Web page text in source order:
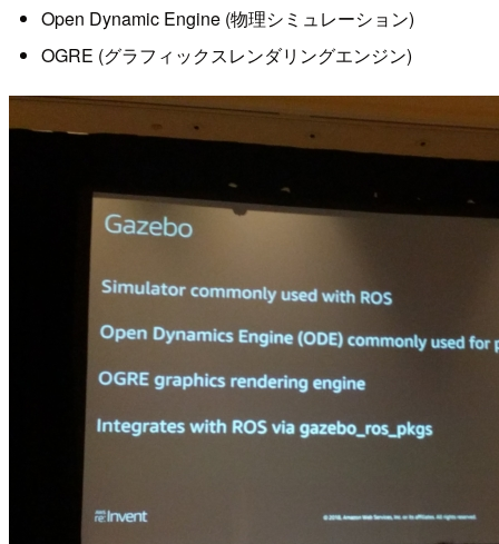
Open Dynamic Engine (物理シミュレーション)
OGRE (グラフィックスレンダリングエンジン)